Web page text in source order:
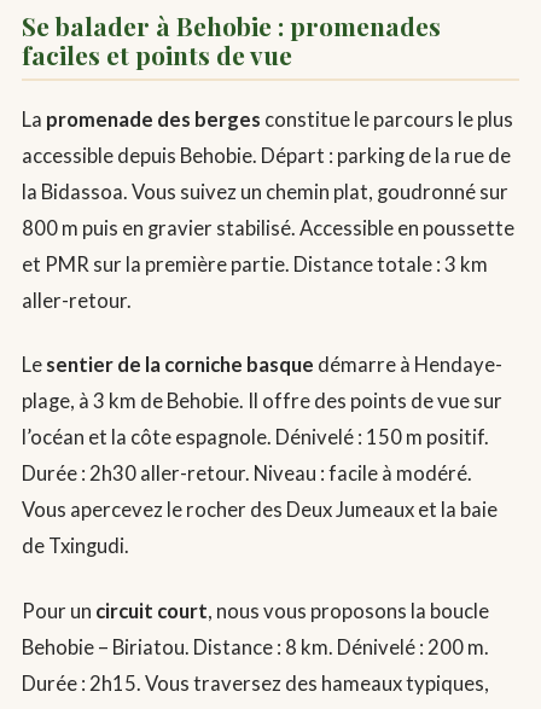
Se balader à Behobie : promenades
faciles et points de vue
La promenade des berges constitue le parcours le plus
accessible depuis Behobie. Départ : parking de la rue de
la Bidassoa. Vous suivez un chemin plat, goudronné sur
800 m puis en gravier stabilisé. Accessible en poussette
et PMR sur la première partie. Distance totale : 3 km
aller-retour.
Le sentier de la corniche basque démarre à Hendaye-
plage, à 3 km de Behobie. Il offre des points de vue sur
l’océan et la côte espagnole. Dénivelé : 150 m positif.
Durée : 2h30 aller-retour. Niveau : facile à modéré.
Vous apercevez le rocher des Deux Jumeaux et la baie
de Txingudi.
Pour un circuit court, nous vous proposons la boucle
Behobie – Biriatou. Distance : 8 km. Dénivelé : 200 m.
Durée : 2h15. Vous traversez des hameaux typiques,